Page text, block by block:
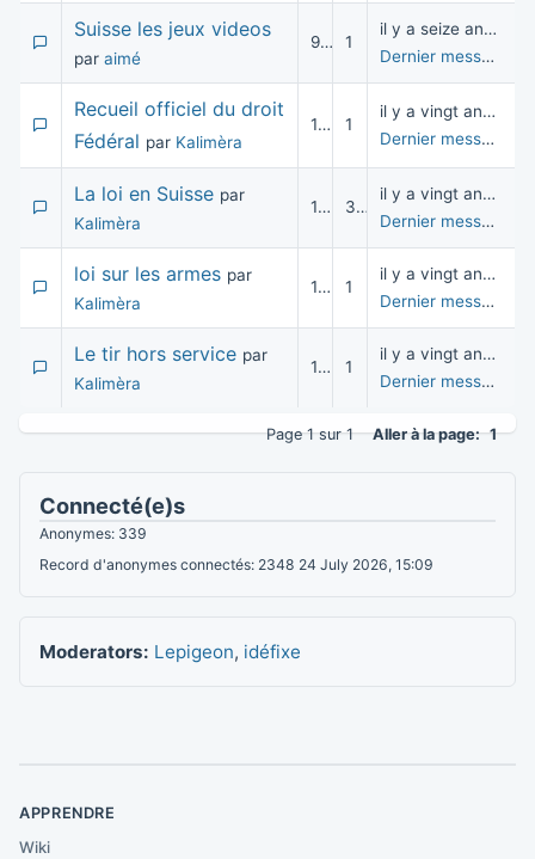
Suisse les jeux videos
par aimé
9 949 1
il y a seize années
Dernier message
Recueil officiel du droit
Fédéral par Kalimèra
10 353 1
il y a vingt années
Dernier message
La loi en Suisse par
Kalimèra
10 126 3
il y a vingt années
Dernier message
loi sur les armes par
Kalimèra
10 348 1
il y a vingt années
Dernier message
Le tir hors service par
Kalimèra
10 547 1
il y a vingt années
Dernier message
Page 1 sur 1Aller à la page: 1
Connecté(e)s
Anonymes: 339
Record d'anonymes connectés: 2348 24 July 2026, 15:09
Moderators: Lepigeon, idéfixe
APPRENDRE
Wiki